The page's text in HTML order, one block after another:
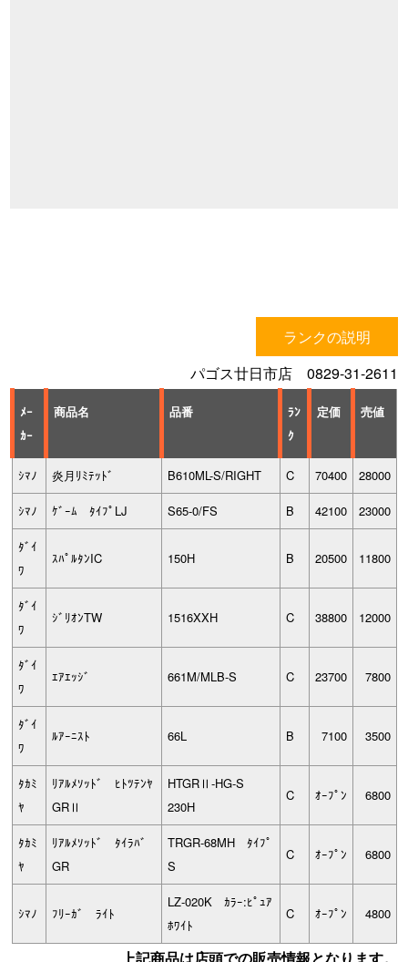
ランクの説明
パゴス廿日市店 0829-31-2611
ﾒｰ
ｶｰ
商品名 品番
ﾗﾝ
ｸ
定価 売値
ｼﾏﾉ 炎月ﾘﾐﾃｯﾄﾞ B610ML-S/RIGHT C 70400 28000
ｼﾏﾉ ｹﾞｰﾑ ﾀｲﾌﾟLJ S65-0/FS B 42100 23000
ﾀﾞｲ
ﾜ
ｽﾊﾟﾙﾀﾝIC 150H B 20500 11800
ﾀﾞｲ
ﾜ
ｼﾞﾘｵﾝTW 1516XXH C 38800 12000
ﾀﾞｲ
ﾜ
ｴｱｴｯｼﾞ 661M/MLB-S C 23700 7800
ﾀﾞｲ
ﾜ
ﾙｱｰﾆｽﾄ 66L B 7100 3500
ﾀｶﾐ
ﾔ
ﾘｱﾙﾒｿｯﾄﾞ ﾋﾄﾂﾃﾝﾔ
GRⅡ
HTGRⅡ-HG-S
230H
C ｵｰﾌﾟﾝ 6800
ﾀｶﾐ
ﾔ
ﾘｱﾙﾒｿｯﾄﾞ ﾀｲﾗﾊﾞ
GR
TRGR-68MH ﾀｲﾌﾟ
S
C ｵｰﾌﾟﾝ 6800
ｼﾏﾉ ﾌﾘｰｶﾞ ﾗｲﾄ
LZ-020K ｶﾗｰ:ﾋﾟｭｱ
ﾎﾜｲﾄ
C ｵｰﾌﾟﾝ 4800